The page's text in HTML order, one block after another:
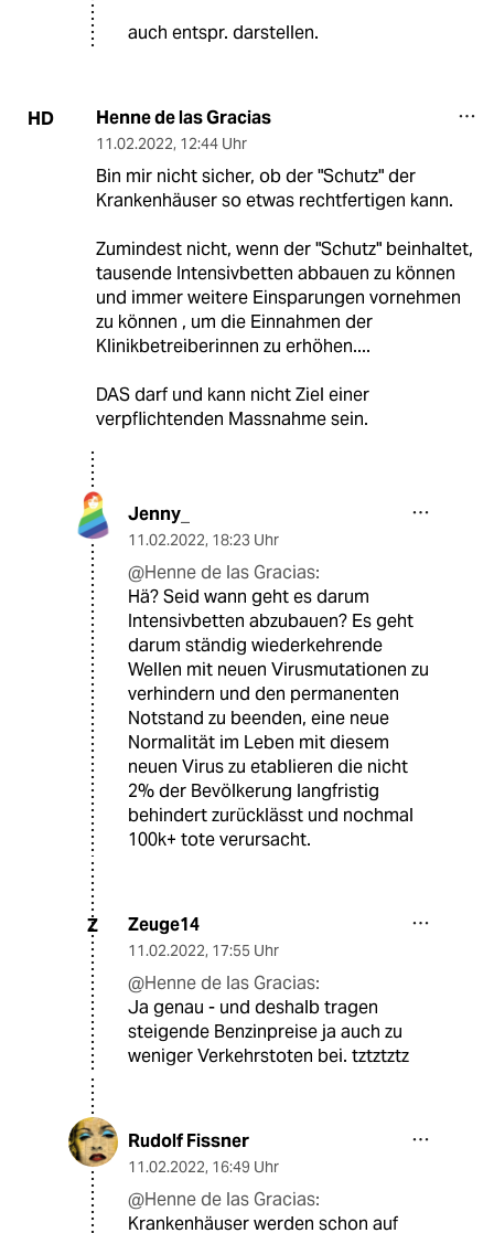
auch entspr. darstellen.
HD Henne de las Gracias
11.02.2022, 12:44 Uhr
Bin mir nicht sicher, ob der "Schutz" der
Krankenhäuser so etwas rechtfertigen kann.
Zumindest nicht, wenn der "Schutz" beinhaltet,
tausende Intensivbetten abbauen zu können
und immer weitere Einsparungen vornehmen
zu können , um die Einnahmen der
Klinikbetreiberinnen zu erhöhen....
DAS darf und kann nicht Ziel einer
verpflichtenden Massnahme sein.
Jenny_
11.02.2022, 18:23 Uhr
@Henne de las Gracias:
Hä? Seid wann geht es darum
Intensivbetten abzubauen? Es geht
darum ständig wiederkehrende
Wellen mit neuen Virusmutationen zu
verhindern und den permanenten
Notstand zu beenden, eine neue
Normalität im Leben mit diesem
neuen Virus zu etablieren die nicht
2% der Bevölkerung langfristig
behindert zurücklässt und nochmal
100k+ tote verursacht.
Z Zeuge14
11.02.2022, 17:55 Uhr
@Henne de las Gracias:
Ja genau - und deshalb tragen
steigende Benzinpreise ja auch zu
weniger Verkehrstoten bei. tztztztz
Rudolf Fissner
11.02.2022, 16:49 Uhr
@Henne de las Gracias:
Krankenhäuser werden schon auf